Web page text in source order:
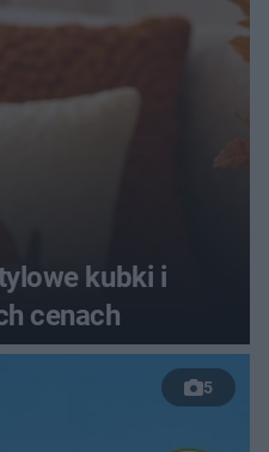
kubki i
cenach
5